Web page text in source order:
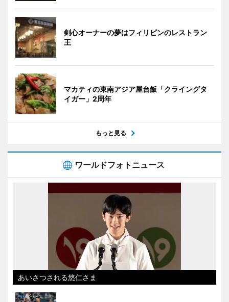
剣心オーナーの夢はフィリピンのレストラン
王
マカティの東南アジア屋台飯「クライングタ
イガー」2周年
もっと見る
ワールドフォトニュース
あいさつされる悠仁さま